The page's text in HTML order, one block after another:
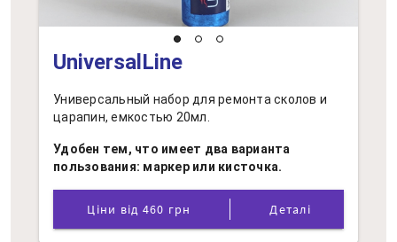
UniversalLine
Универсальный набор для ремонта сколов и
царапин, емкостью 20мл.
Удобен тем, что имеет два варианта
пользования: маркер или кисточка.
Ціни від 460 грн Деталі